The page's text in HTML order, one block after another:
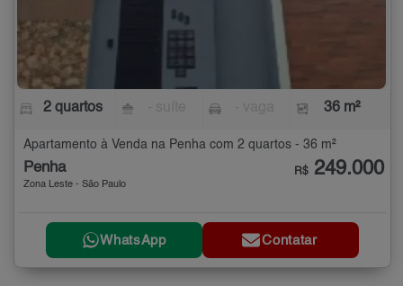
2 quartos 36 m²
Apartamento à Venda na Penha com 2 quartos - 36 m²
Penha
Zona Leste - São Paulo
R$ 249.000
WhatsApp Contatar